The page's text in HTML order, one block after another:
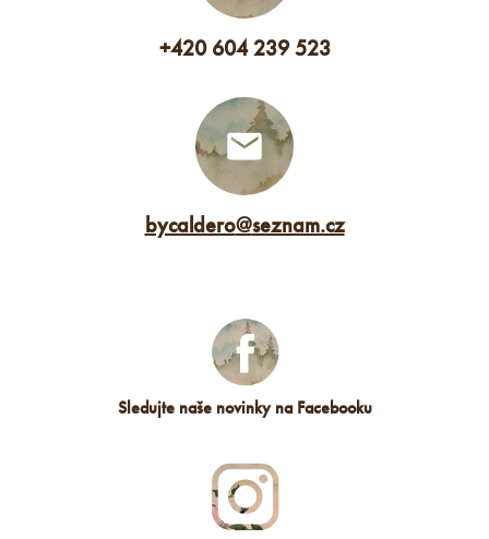
bycaldero@seznam.cz
+420 604 239 523
Sledujte naše novinky na Facebooku